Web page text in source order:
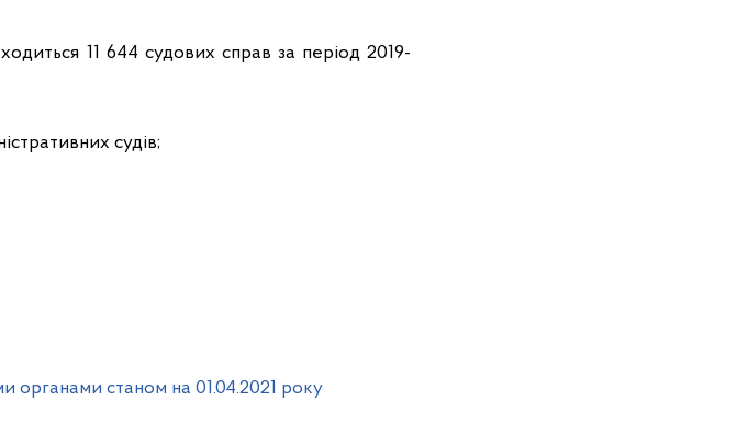
11 644 судових справ за період 2019-
судів;
органами станом на 01.04.2021 року